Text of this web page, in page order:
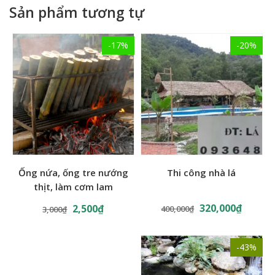
phục vụ:
Sạp tre 3.5m x 0.3m
Đ/C: Số 108 Phố Thạch Cầu, Long Biên, Hà Nội.
Sản phẩm tương tự
-17%
Ống nứa, ống tre nướng
thịt, làm cơm lam
3,000₫ 2,500₫
-20%
Thi công nhà lá
400,000₫ 320,000₫
-43%